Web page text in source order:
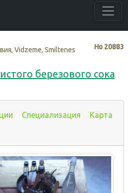
Нo 20883
Vidzeme, Smiltenes
березового сока
Специализация Карта